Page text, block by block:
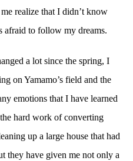
realize that I didn’t know
afraid to follow my dreams.
a lot since the spring, I
on Yamamo’s field and the
emotions that I have learned
hard work of converting
up a large house that had
they have given me not only a